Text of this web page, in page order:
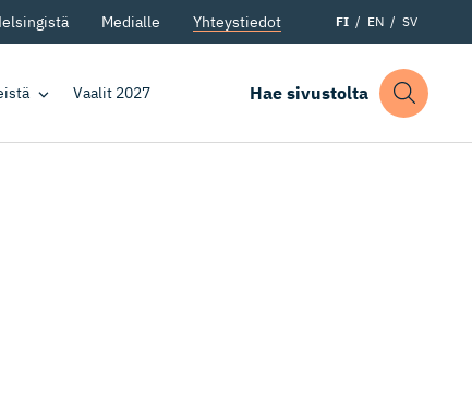
Medialle Yhteystiedot FI EN SV
Vaalit 2027 Hae sivustolta